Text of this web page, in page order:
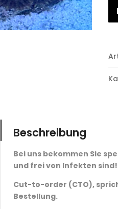
Beschreibung
Bei uns bekommen Sie
und frei von Infekten sind!
Cut-to-order (CTO),
Bestellung.